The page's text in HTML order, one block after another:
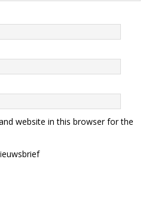
website in this browser for the